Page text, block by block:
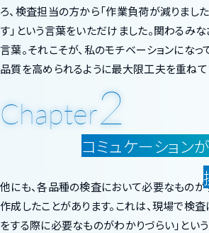
ろ、検査担当の方から「作業負荷が減りまし
す」という言葉をいただけました。関わるみ
言葉。それこそが、私のモチベーションになっ
品質を高められるように最大限工夫を重ねて
Chapter2
コミュケーション
他にも、各品種の検査において必要なもの
作成したことがあります。これは、現場で検
をする際に必要なものがわかりづらい」とい